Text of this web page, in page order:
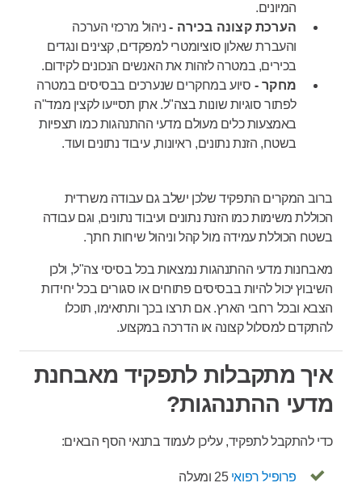
המיונים.
הערכת קצונה בכירה -ניהול מרכזי הערכה
והעברת שאלון סוציומטרי למפקדים, קצינים ונגדים
בכירים, במטרה לזהות את האנשים הנכונים לקידום.
מחקר - סיוע במחקרים שנערכים בבסיסים במטרה
לפתור סוגיות שונות בצה"ל. אתן תסייעו לקצין ממד"ה
באמצעות כלים מעולם מדעי ההתנהגות כמו תצפיות
בשטח, הזנת נתונים, ראיונות, עיבוד נתונים ועוד.
ברוב המקרים התפקיד שלכן ישלב גם עבודה משרדית
הכוללת משימות כמו הזנת נתונים ועיבוד נתונים, וגם עבודה
בשטח הכוללת עמידה מול קהל וניהול שיחות חתך.
מאבחנות מדעי ההתנהגות נמצאות בכל בסיסי צה"ל, ולכן
השיבוץ יכול להיות בבסיסים פתוחים או סגורים בכל יחידות
הצבא ובכל רחבי הארץ. אם תרצו בכך ותתאימו, תוכלו
להתקדם למסלול קצונה או הדרכה במקצוע.
איך מתקבלות לתפקיד מאבחנת
מדעי ההתנהגות?
כדי להתקבל לתפקיד, עליכן לעמוד בתנאי הסף הבאים:
פרופיל רפואי 25 ומעלה